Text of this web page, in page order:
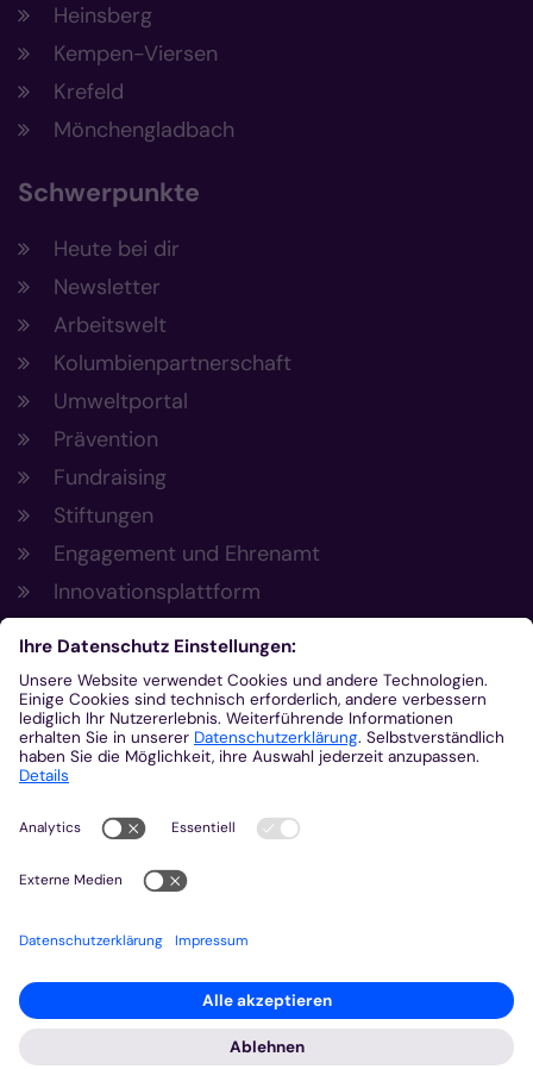
Heinsberg
Kempen-Viersen
Krefeld
Mönchengladbach
Schwerpunkte
Heute bei dir
Newsletter
Arbeitswelt
Kolumbienpartnerschaft
Umweltportal
Prävention
Fundraising
Stiftungen
Engagement und Ehrenamt
Innovationsplattform
Aus der Plattform
Nachrichten
Veranstaltungen
Gottesdienste
Stellenangebote
Kirchenzeitung
Amtsblatt (Kirchlicher Anzeiger)
Rechtsdatenbank
Meldestelle gemäß Hinweisgeberschutzgesetz